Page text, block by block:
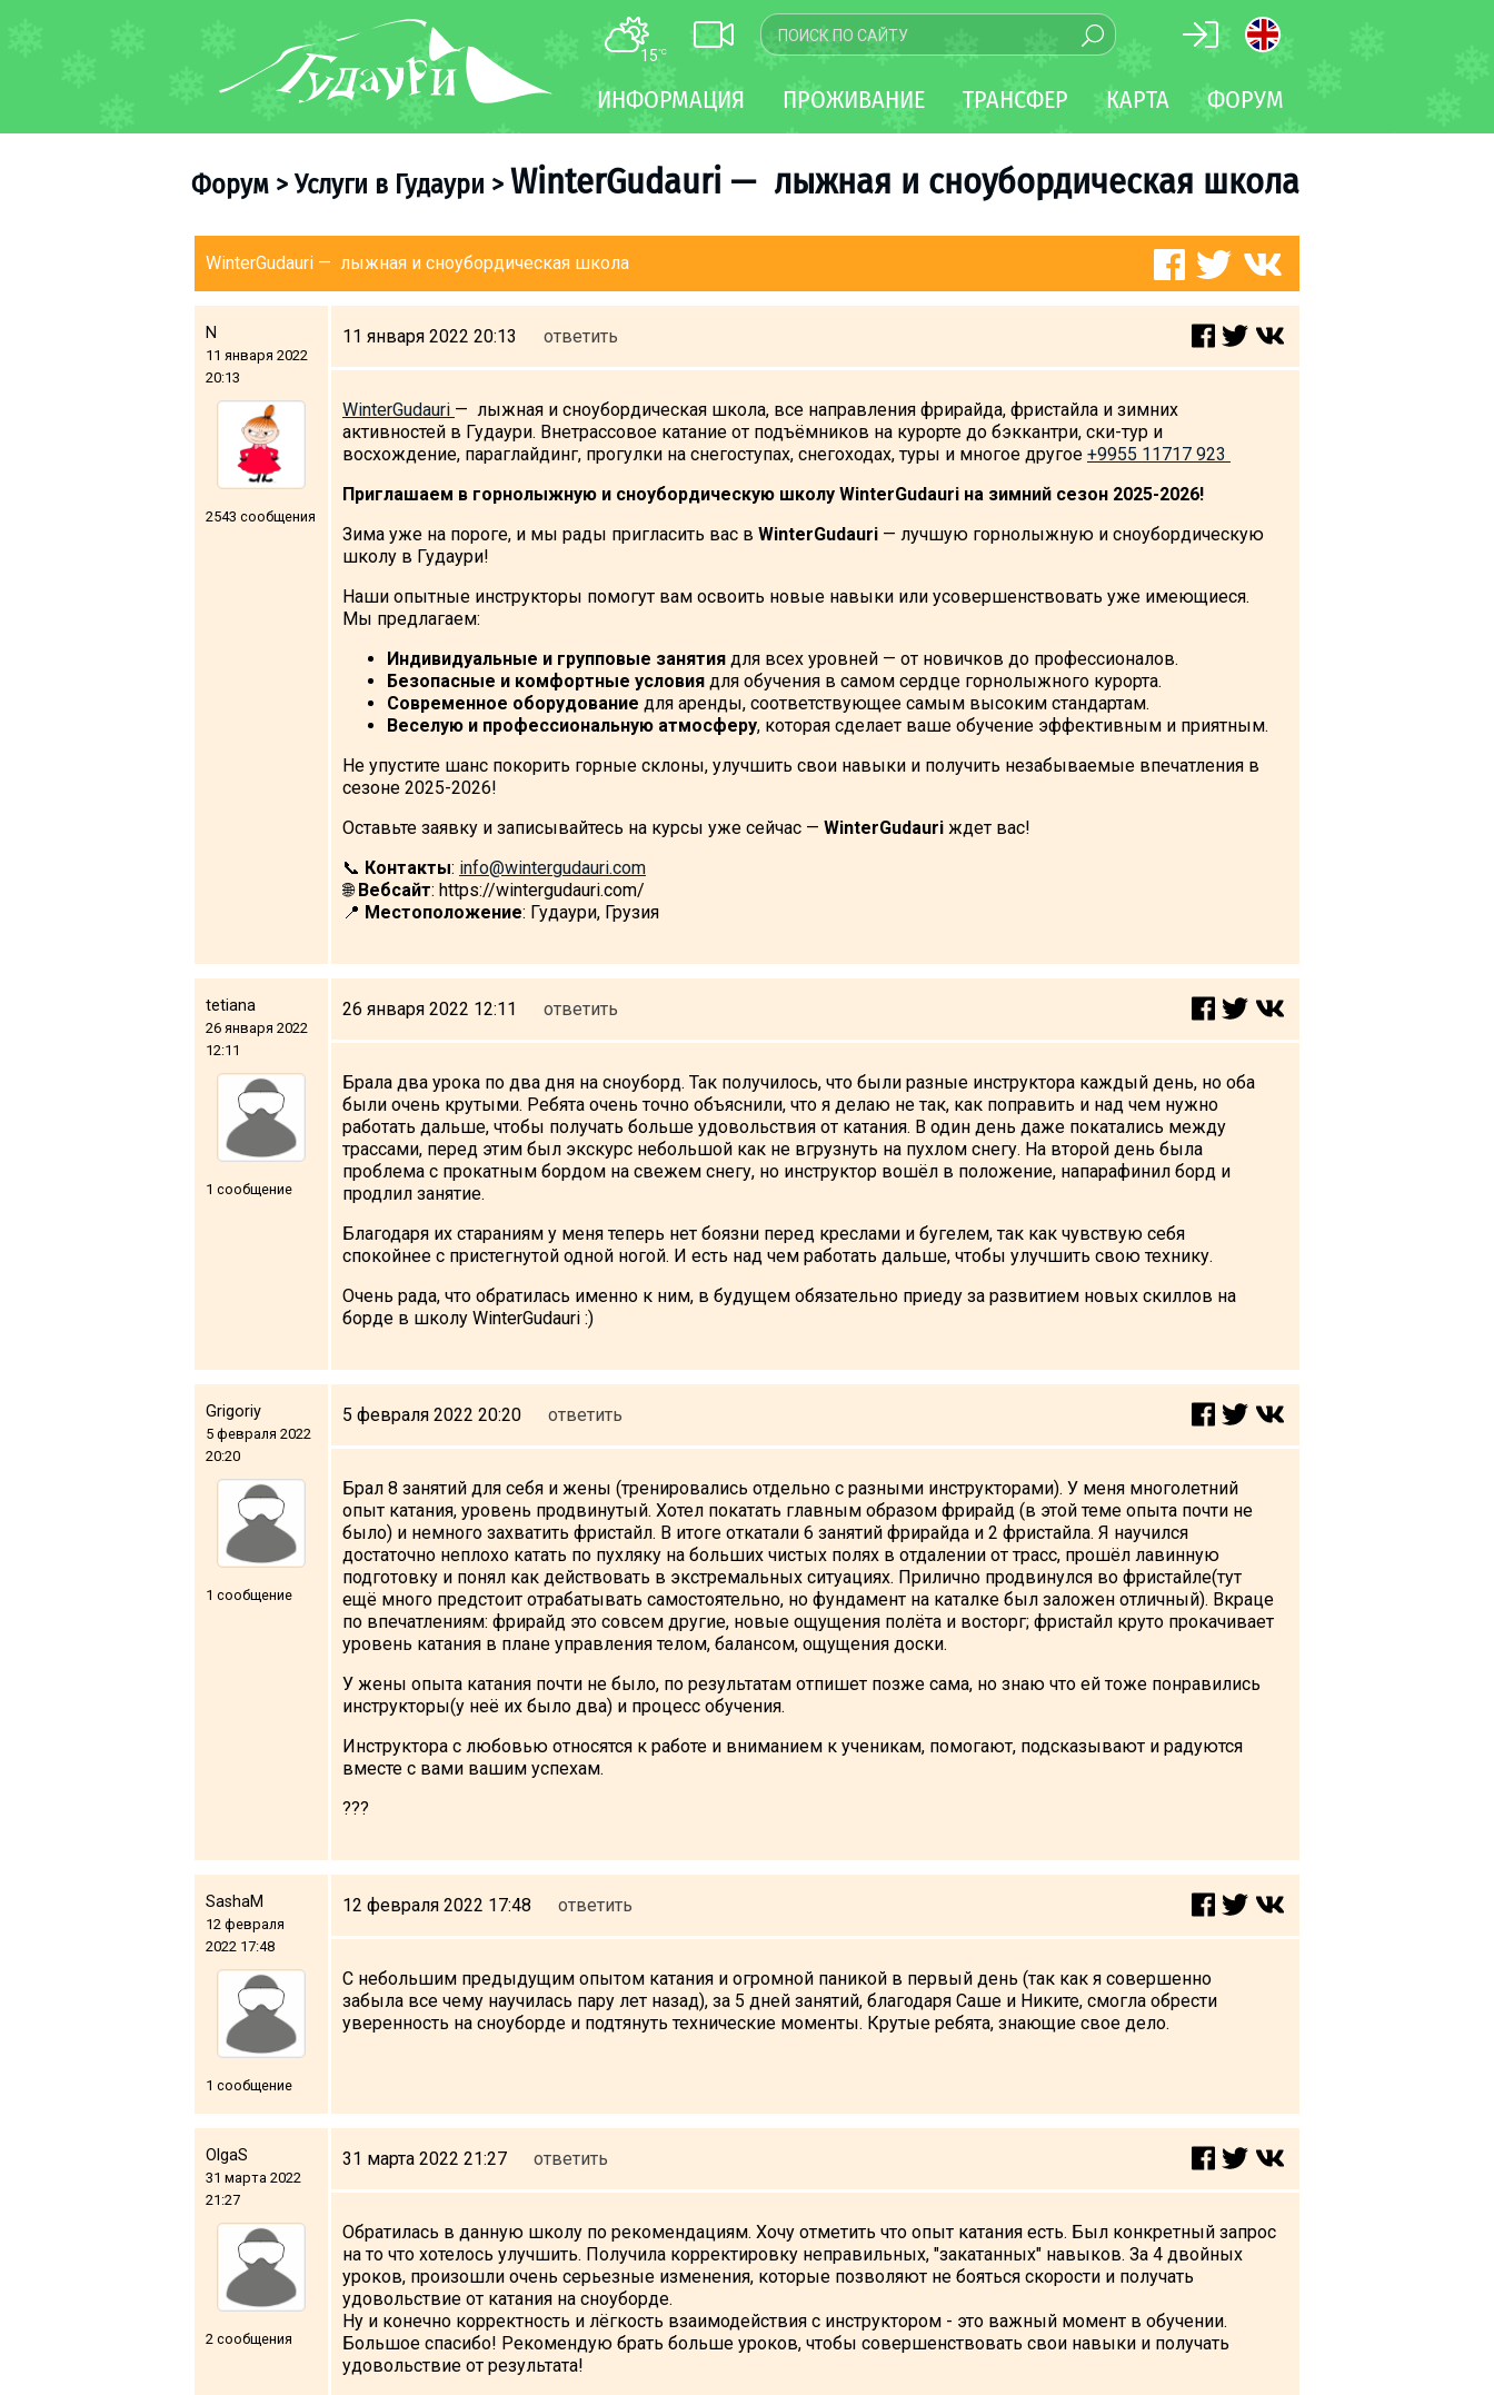
15°C
ИНФОРМАЦИЯ ПРОЖИВАНИЕ ТРАНСФЕР КАРТА ФОРУМ
Форум > Услуги в Гудаури > WinterGudauri — лыжная и сноубордическая школа
WinterGudauri — лыжная и сноубордическая школа
N
11 января 2022
20:13
2543 сообщения
11 января 2022 20:13 ответить
WinterGudauri — лыжная и сноубордическая школа, все направления фрирайда, фристайла и зимних
активностей в Гудаури. Внетрассовое катание от подъёмников на курорте до бэккантри, ски-тур и
восхождение, параглайдинг, прогулки на снегоступах, снегоходах, туры и многое другое +9955 11717 923
Приглашаем в горнолыжную и сноубордическую школу WinterGudauri на зимний сезон 2025-2026!
Зима уже на пороге, и мы рады пригласить вас в WinterGudauri — лучшую горнолыжную и сноубордическую
школу в Гудаури!
Наши опытные инструкторы помогут вам освоить новые навыки или усовершенствовать уже имеющиеся.
Мы предлагаем:
Индивидуальные и групповые занятия для всех уровней — от новичков до профессионалов.
Безопасные и комфортные условия для обучения в самом сердце горнолыжного курорта.
Современное оборудование для аренды, соответствующее самым высоким стандартам.
Веселую и профессиональную атмосферу, которая сделает ваше обучение эффективным и приятным.
Не упустите шанс покорить горные склоны, улучшить свои навыки и получить незабываемые впечатления в
сезоне 2025-2026!
Оставьте заявку и записывайтесь на курсы уже сейчас — WinterGudauri ждет вас!
📞 Контакты: info@wintergudauri.com
🌐Вебсайт: https://wintergudauri.com/
📍 Местоположение: Гудаури, Грузия
tetiana
26 января 2022
12:11
1 сообщение
26 января 2022 12:11 ответить
Брала два урока по два дня на сноуборд. Так получилось, что были разные инструктора каждый день, но оба
были очень крутыми. Ребята очень точно объяснили, что я делаю не так, как поправить и над чем нужно
работать дальше, чтобы получать больше удовольствия от катания. В один день даже покатались между
трассами, перед этим был экскурс небольшой как не вгрузнуть на пухлом снегу. На второй день была
проблема с прокатным бордом на свежем снегу, но инструктор вошёл в положение, напарафинил борд и
продлил занятие.
Благодаря их стараниям у меня теперь нет боязни перед креслами и бугелем, так как чувствую себя
спокойнее с пристегнутой одной ногой. И есть над чем работать дальше, чтобы улучшить свою технику.
Очень рада, что обратилась именно к ним, в будущем обязательно приеду за развитием новых скиллов на
борде в школу WinterGudauri :)
Grigoriy
5 февраля 2022
20:20
1 сообщение
5 февраля 2022 20:20 ответить
Брал 8 занятий для себя и жены (тренировались отдельно с разными инструкторами). У меня многолетний
опыт катания, уровень продвинутый. Хотел покатать главным образом фрирайд (в этой теме опыта почти не
было) и немного захватить фристайл. В итоге откатали 6 занятий фрирайда и 2 фристайла. Я научился
достаточно неплохо катать по пухляку на больших чистых полях в отдалении от трасс, прошёл лавинную
подготовку и понял как действовать в экстремальных ситуациях. Прилично продвинулся во фристайле(тут
ещё много предстоит отрабатывать самостоятельно, но фундамент на каталке был заложен отличный). Вкраце
по впечатлениям: фрирайд это совсем другие, новые ощущения полёта и восторг; фристайл круто прокачивает
уровень катания в плане управления телом, балансом, ощущения доски.
У жены опыта катания почти не было, по результатам отпишет позже сама, но знаю что ей тоже понравились
инструкторы(у неё их было два) и процесс обучения.
Инструктора с любовью относятся к работе и вниманием к ученикам, помогают, подсказывают и радуются
вместе с вами вашим успехам.
???
SashaM
12 февраля
2022 17:48
1 сообщение
12 февраля 2022 17:48 ответить
С небольшим предыдущим опытом катания и огромной паникой в первый день (так как я совершенно
забыла все чему научилась пару лет назад), за 5 дней занятий, благодаря Саше и Никите, смогла обрести
уверенность на сноуборде и подтянуть технические моменты. Крутые ребята, знающие свое дело.
OlgaS
31 марта 2022
21:27
2 сообщения
31 марта 2022 21:27 ответить
Обратилась в данную школу по рекомендациям. Хочу отметить что опыт катания есть. Был конкретный запрос
на то что хотелось улучшить. Получила корректировку неправильных, "закатанных" навыков. За 4 двойных
уроков, произошли очень серьезные изменения, которые позволяют не бояться скорости и получать
удовольствие от катания на сноуборде.
Ну и конечно корректность и лёгкость взаимодействия с инструктором - это важный момент в обучении.
Большое спасибо! Рекомендую брать больше уроков, чтобы совершенствовать свои навыки и получать
удовольствие от результата!
Дети в Гудаури
Календарь событий
Телеграм-канал
Гудаури
INFO
Визы и Документы
Мобильная связь